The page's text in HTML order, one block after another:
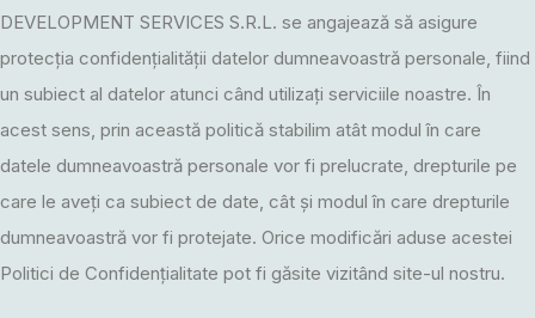
DEVELOPMENT SERVICES S.R.L. se angajează să asigure
protecția confidențialității datelor dumneavoastră personale, fiind
un subiect al datelor atunci când utilizați serviciile noastre. În
acest sens, prin această politică stabilim atât modul în care
datele dumneavoastră personale vor fi prelucrate, drepturile pe
care le aveți ca subiect de date, cât și modul în care drepturile
dumneavoastră vor fi protejate. Orice modificări aduse acestei
Politici de Confidențialitate pot fi găsite vizitând site-ul nostru.